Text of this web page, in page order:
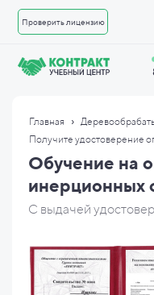
Проверить лицензию
Главная ›
Получите удостоверение
Обучение на
инерционных
С выдачей